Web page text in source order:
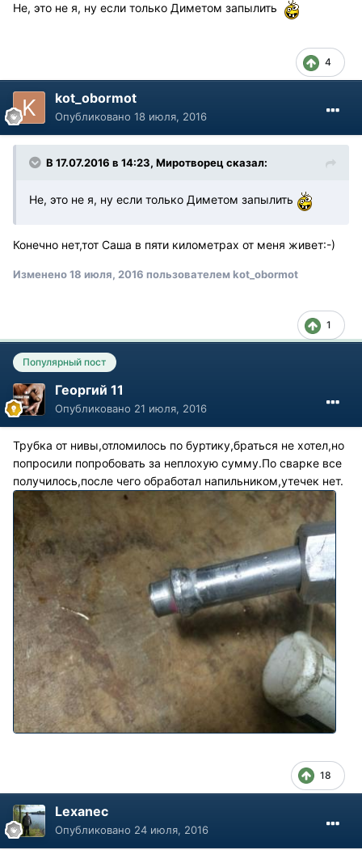
Не, это не я, ну если только Диметом запылить
4
kot_obormot
Опубликовано 18 июля, 2016
В 17.07.2016 в 14:23, Миротворец сказал:
Не, это не я, ну если только Диметом запылить
Конечно нет,тот Саша в пяти километрах от меня живет:-)
Изменено18 июля, 2016 пользователем kot_obormot
1
Популярный пост
Георгий 11
Опубликовано 21 июля, 2016
Трубка от нивы,отломилось по буртику,браться не хотел,но
попросили попробовать за неплохую сумму.По сварке все
получилось,после чего обработал напильником,утечек нет.
18
Lexanec
Опубликовано 24 июля, 2016